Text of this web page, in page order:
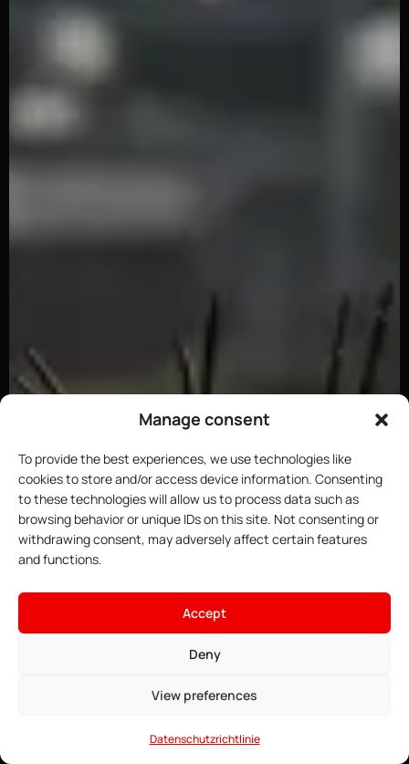
Manage consent
To provide the best experiences, we use technologies like
cookies to store and/or access device information. Consenting
to these technologies will allow us to process data such as
browsing behavior or unique IDs on this site. Not consenting or
withdrawing consent, may adversely affect certain features
and functions.
Accept
Deny
View preferences
Datenschutzrichtlinie
Hoste deinen ARK-Server
• ∞ AMD Ryzen 9 7950X3D 5,7
• Vorinstallierbare Curseforge-
• Game Anti-DDoS